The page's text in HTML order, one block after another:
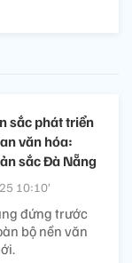
sắc phát triển
văn hóa:
sắc Đà Nẵng
10:10’
đứng trước
bộ nền văn